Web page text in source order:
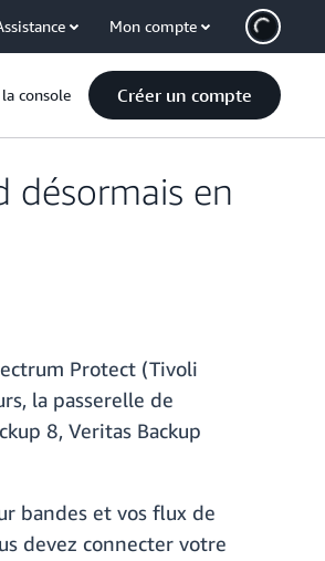
Mon compte
console Créer un compte
désormais en
Protect (Tivoli
la passerelle de
8, Veritas Backup
bandes et vos flux de
devez connecter votre